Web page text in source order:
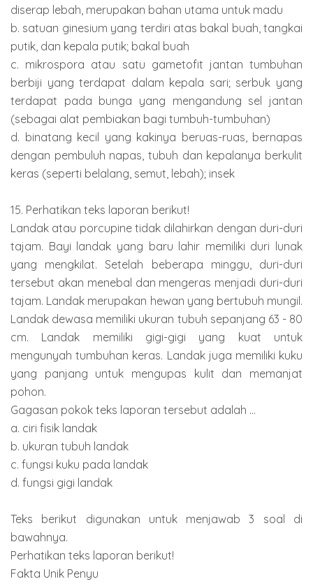
diserap lebah, merupakan bahan utama untuk madu
b. satuan ginesium yang terdiri atas bakal buah, tangkai
putik, dan kepala putik; bakal buah
c. mikrospora atau satu gametofit jantan tumbuhan
berbiji yang terdapat dalam kepala sari; serbuk yang
terdapat pada bunga yang mengandung sel jantan
(sebagai alat pembiakan bagi tumbuh-tumbuhan)
d. binatang kecil yang kakinya beruas-ruas, bernapas
dengan pembuluh napas, tubuh dan kepalanya berkulit
keras (seperti belalang, semut, lebah); insek
15. Perhatikan teks laporan berikut!
Landak atau porcupine tidak dilahirkan dengan duri-duri
tajam. Bayi landak yang baru lahir memiliki duri lunak
yang mengkilat. Setelah beberapa minggu, duri-duri
tersebut akan menebal dan mengeras menjadi duri-duri
tajam. Landak merupakan hewan yang bertubuh mungil.
Landak dewasa memiliki ukuran tubuh sepanjang 63 - 80
cm. Landak memiliki gigi-gigi yang kuat untuk
mengunyah tumbuhan keras. Landak juga memiliki kuku
yang panjang untuk mengupas kulit dan memanjat
pohon.
Gagasan pokok teks laporan tersebut adalah ...
a. ciri fisik landak
b. ukuran tubuh landak
c. fungsi kuku pada landak
d. fungsi gigi landak
Teks berikut digunakan untuk menjawab 3 soal di
bawahnya.
Perhatikan teks laporan berikut!
Fakta Unik Penyu